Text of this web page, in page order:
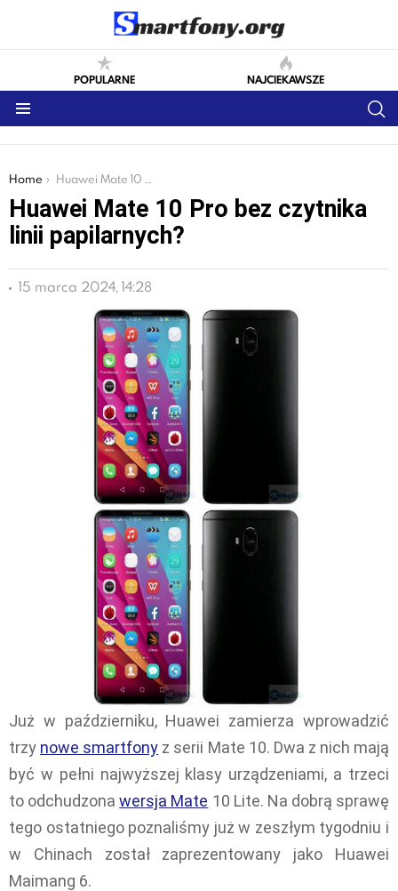
POPULARNE NAJCIEKAWSZE
You are here:
Home Huawei Mate 10 Pro bez czytnika linii papilarnych?
Huawei Mate 10 Pro bez czytnika
linii papilarnych?
15 marca 2024, 14:28
Już w październiku, Huawei zamierza wprowadzić
trzy nowe smartfony z serii Mate 10. Dwa z nich mają
być w pełni najwyższej klasy urządzeniami, a trzeci
to odchudzonawersja Mate 10 Lite. Na dobrą sprawę
tego ostatniego poznaliśmy już w zeszłym tygodniu i
w Chinach został zaprezentowany jako Huawei
Maimang 6.